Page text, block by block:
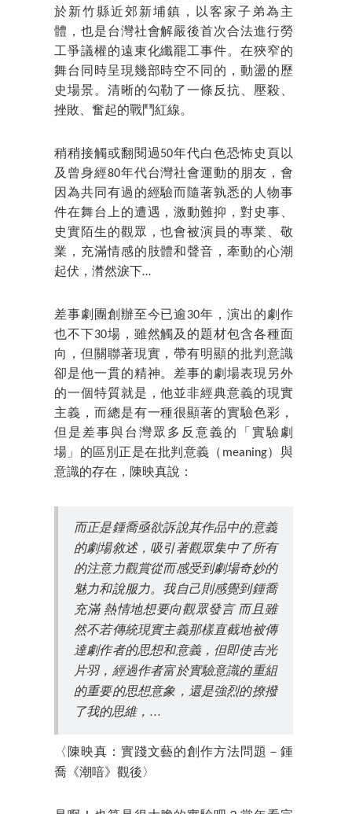
於新竹縣近郊新埔鎮，以客家子弟為主
體，也是台灣社會解嚴後首次合法進行勞
工爭議權的遠東化纖罷工事件。在狹窄的
舞台同時呈現幾部時空不同的，動盪的歷
史場景。清晰的勾勒了一條反抗、壓殺、
挫敗、奮起的戰鬥紅線。
稍稍接觸或翻閱過50年代白色恐怖史頁以
及曾身經80年代台灣社會運動的朋友，會
因為共同有過的經驗而隨著孰悉的人物事
件在舞台上的遭遇，激動難抑，對史事、
史實陌生的觀眾，也會被演員的專業、敬
業，充滿情感的肢體和聲音，牽動的心潮
起伏，潸然淚下…
差事劇團創辦至今已逾30年，演出的劇作
也不下30場，雖然觸及的題材包含各種面
向，但關聯著現實，帶有明顯的批判意識
卻是他一貫的精神。差事的劇場表現另外
的一個特質就是，他並非經典意義的現實
主義，而總是有一種很顯著的實驗色彩，
但是差事與台灣眾多反意義的「實驗劇
場」的區別正是在批判意義（meaning）與
意識的存在，陳映真說：
而正是鍾喬亟欲訴說其作品中的意義
的劇場敘述，吸引著觀眾集中了所有
的注意力觀賞從而感受到劇場奇妙的
魅力和說服力。我自己則感覺到鍾喬
充滿 熱情地想要向觀眾發言 而且雖
然不若傳統現實主義那樣直截地被傳
達劇作者的思想和意義，但即使吉光
片羽，經過作者富於實驗意識的重組
的重要的思想意象，還是強烈的撩撥
了我的思維，…
〈陳映真：實踐文藝的創作方法問題－鍾
喬《潮喑》觀後〉